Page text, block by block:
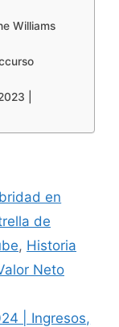
Williams
|
en
de
, Historia
Neto
| Ingresos,